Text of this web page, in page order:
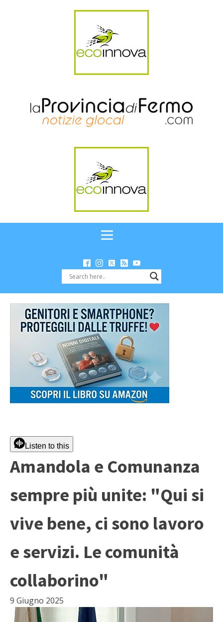
Listen to this
Amandola e Comunanza
sempre più unite: "Qui si
vive bene, ci sono lavoro
e servizi. Le comunità
collaborino"
9 Giugno 2025